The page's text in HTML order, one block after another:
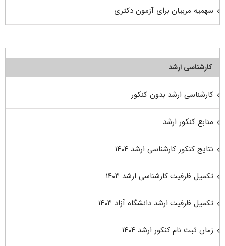
سهمیه مربیان برای آزمون دکتری
کارشناسی ارشد
کارشناسی ارشد بدون کنکور
منابع کنکور ارشد
نتایج کنکور کارشناسی ارشد ۱۴۰۴
تکمیل ظرفیت کارشناسی ارشد ۱۴۰۳
تکمیل ظرفیت ارشد دانشگاه آزاد ۱۴۰۳
زمان ثبت نام کنکور ارشد ۱۴۰۴